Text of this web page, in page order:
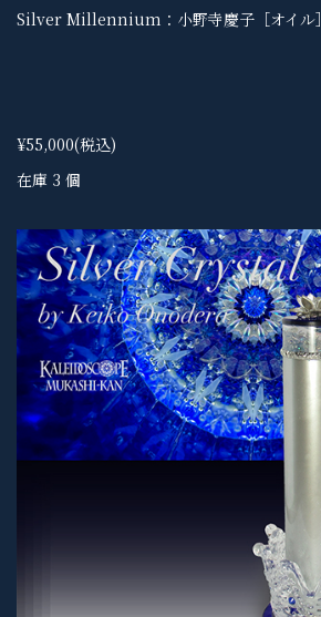
Silver Millennium：小野寺慶子［オイル］
¥55,000(税込)
在庫 3 個